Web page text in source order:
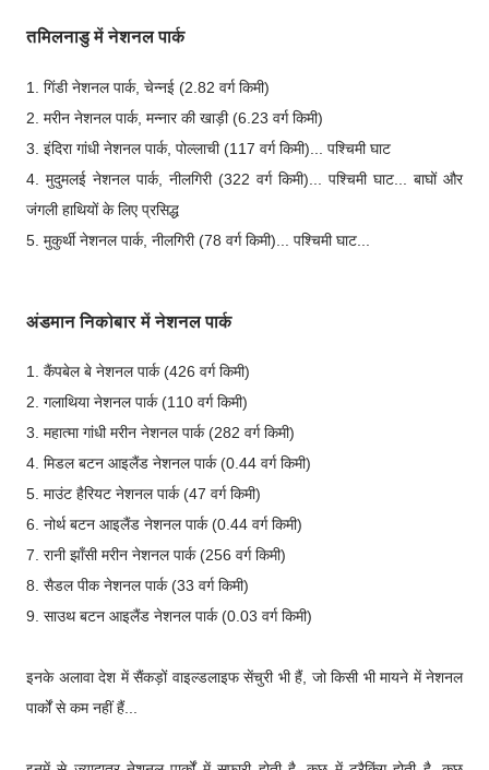
तमिलनाडु में नेशनल पार्क
1. गिंडी नेशनल पार्क, चेन्नई (2.82 वर्ग किमी)
2. मरीन नेशनल पार्क, मन्नार की खाड़ी (6.23 वर्ग किमी)
3. इंदिरा गांधी नेशनल पार्क, पोल्लाची (117 वर्ग किमी)... पश्चिमी घाट
4. मुदुमलई नेशनल पार्क, नीलगिरी (322 वर्ग किमी)... पश्चिमी घाट... बाघों और
जंगली हाथियों के लिए प्रसिद्ध
5. मुकुर्थी नेशनल पार्क, नीलगिरी (78 वर्ग किमी)... पश्चिमी घाट...
अंडमान निकोबार में नेशनल पार्क
1. कैंपबेल बे नेशनल पार्क (426 वर्ग किमी)
2. गलाथिया नेशनल पार्क (110 वर्ग किमी)
3. महात्मा गांधी मरीन नेशनल पार्क (282 वर्ग किमी)
4. मिडल बटन आइलैंड नेशनल पार्क (0.44 वर्ग किमी)
5. माउंट हैरियट नेशनल पार्क (47 वर्ग किमी)
6. नोर्थ बटन आइलैंड नेशनल पार्क (0.44 वर्ग किमी)
7. रानी झाँसी मरीन नेशनल पार्क (256 वर्ग किमी)
8. सैडल पीक नेशनल पार्क (33 वर्ग किमी)
9. साउथ बटन आइलैंड नेशनल पार्क (0.03 वर्ग किमी)
इनके अलावा देश में सैंकड़ों वाइल्डलाइफ सेंचुरी भी हैं, जो किसी भी मायने में नेशनल
पार्कों से कम नहीं हैं...